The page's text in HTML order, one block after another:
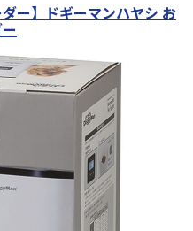
ー】ドギーマンハヤシ お